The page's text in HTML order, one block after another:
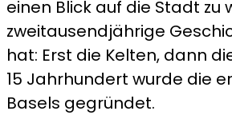
einen Blick auf die Stadt zu
zweitausendjährige
hat: Erst die Kelten, dann
15 Jahrhundert wurde die
Basels gegründet.